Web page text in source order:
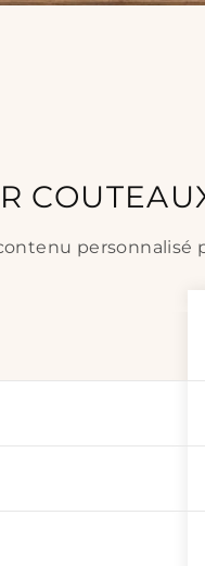
personnalisé